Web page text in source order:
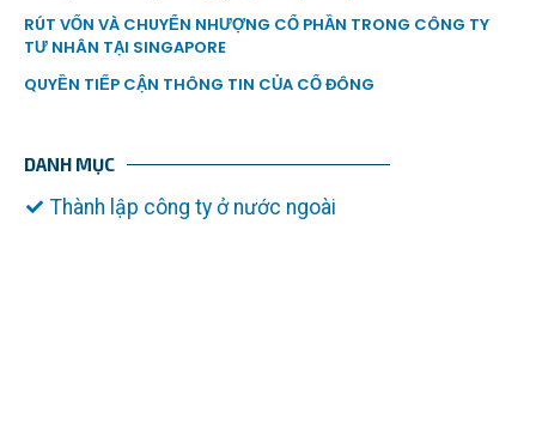
RÚT VỐN VÀ CHUYỂN NHƯỢNG CỔ PHẦN TRONG CÔNG TY
TƯ NHÂN TẠI SINGAPORE
QUYỀN TIẾP CẬN THÔNG TIN CỦA CỔ ĐÔNG
DANH MỤC
Thành lập công ty ở nước ngoài